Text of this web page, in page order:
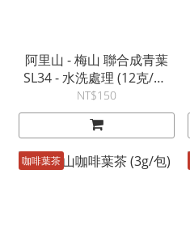
阿里山 - 梅山 聯合成青葉
SL34 - 水洗處理 (12克/包)
(2026.05.19充氮包裝) (淺
焙)
NT$150
咖啡葉茶